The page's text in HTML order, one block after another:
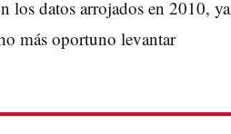
los datos arrojados en 2010, ya
más oportuno levantar